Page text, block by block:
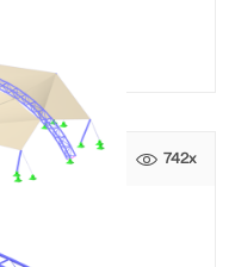
742x